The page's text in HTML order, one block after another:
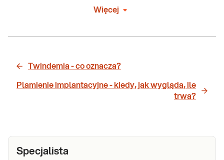
Więcej
Twindemia - co oznacza?
Plamienie implantacyjne - kiedy, jak wygląda, ile
trwa?
Specjalista